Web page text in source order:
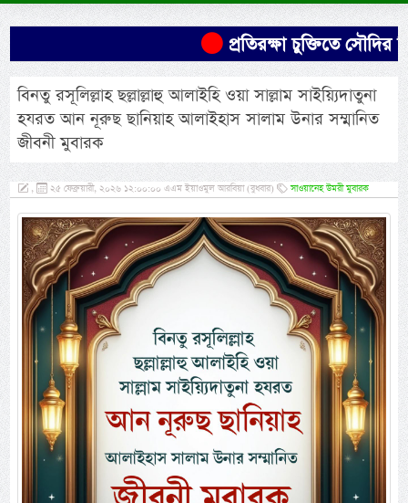
প্রতিরক্ষা চুক্তিতে সৌদির
বিনতু রসূলিল্লাহ ছল্লাল্লাহু আলাইহি ওয়া সাল্লাম সাইয়্যিদাতুনা
হযরত আন নূরুছ ছানিয়াহ আলাইহাস সালাম উনার সম্মানিত
জীবনী মুবারক
, ২৫ ফেব্রুয়ারী, ২০২৬ ১২:০০:০০ এএম ইয়াওমুল আরবিয়া (বুধবার) সাওয়ানেহ উমরী মুবারক